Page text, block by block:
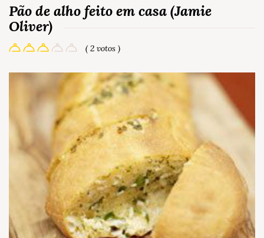
Pão de alho feito em casa (Jamie
Oliver)
( 2 votos )